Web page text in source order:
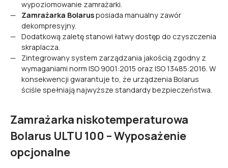
wypoziomowanie zamrażarki.
Zamrażarka Bolarusposiada manualny zawór
dekompresyjny.
Dodatkową zaletę stanowi łatwy dostęp do czyszczenia
skraplacza.
Zintegrowany system zarządzania jakością zgodny z
wymaganiami norm ISO 9001:2015 oraz ISO 13485:2016. W
konsekwencji gwarantuje to, że urządzenia Bolarus
ściśle spełniają najwyższe standardy bezpieczeństwa.
Zamrażarka niskotemperaturowa
Bolarus ULTU 100 – Wyposażenie
opcjonalne